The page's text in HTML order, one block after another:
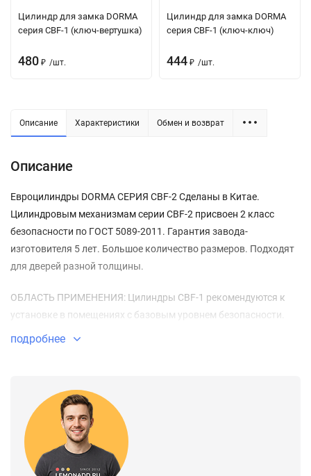
Цилиндр для замка DORMA
серия CBF-1 (ключ-вертушка)
480 ₽ /шт.
Цилиндр для замка DORMA
серия CBF-1 (ключ-ключ)
444 ₽ /шт.
Описание Характеристики Обмен и возврат
Описание
Евроцилиндры DORMA СЕРИЯ CBF-2 Сделаны в Китае.
Цилиндровым механизмам серии CBF-2 присвоен 2 класс
безопасности по ГОСТ 5089-2011. Гарантия завода-
изготовителя 5 лет. Большое количество размеров. Подходят
для дверей разной толщины.
ОБЛАСТЬ ПРИМЕНЕНИЯ: Цилиндры CBF-1 рекомендуются к
установке в помещениях с базовым уровнем безопасности.
ТИП ЦИЛИНДРА:
БЕЗОПАСНОСТЬ ЦИЛИНДРА:
Кодовая часть цилиндра состоит из 6 латунных пинов
Защита от высверливания: штифты из закалённой стали в
подробнее